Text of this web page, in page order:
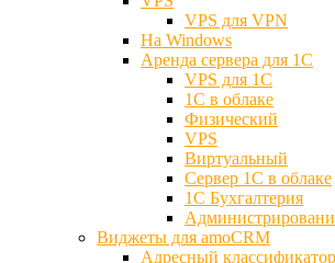
VPS для VPN
На Windows
Аренда сервера для 1С
VPS для 1С
1С в облаке
Физический
VPS
Виртуальный
Сервер 1С в облаке
1С Бухгалтерия
Виджеты для amoCRM
Адресный